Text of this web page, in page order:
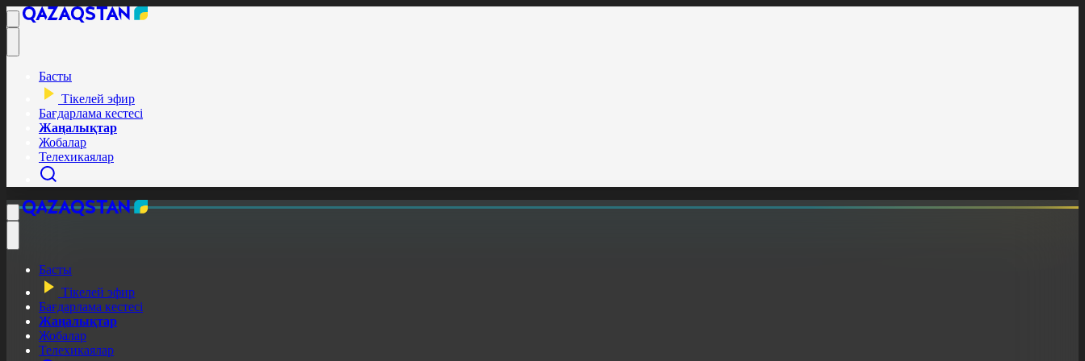
Басты
Тікелей эфир
Бағдарлама кестесі
Жаңалықтар
Жобалар
Телехикаялар
Басты
Тікелей эфир
Бағдарлама кестесі
Жаңалықтар
Жобалар
Телехикаялар